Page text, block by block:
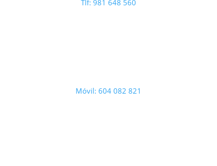
Tlf: 981 648 560
Móvil: 604 082 821